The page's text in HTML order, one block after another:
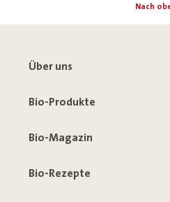
Nach
Über uns
Bio-Produkte
Bio-Magazin
Bio-Rezepte